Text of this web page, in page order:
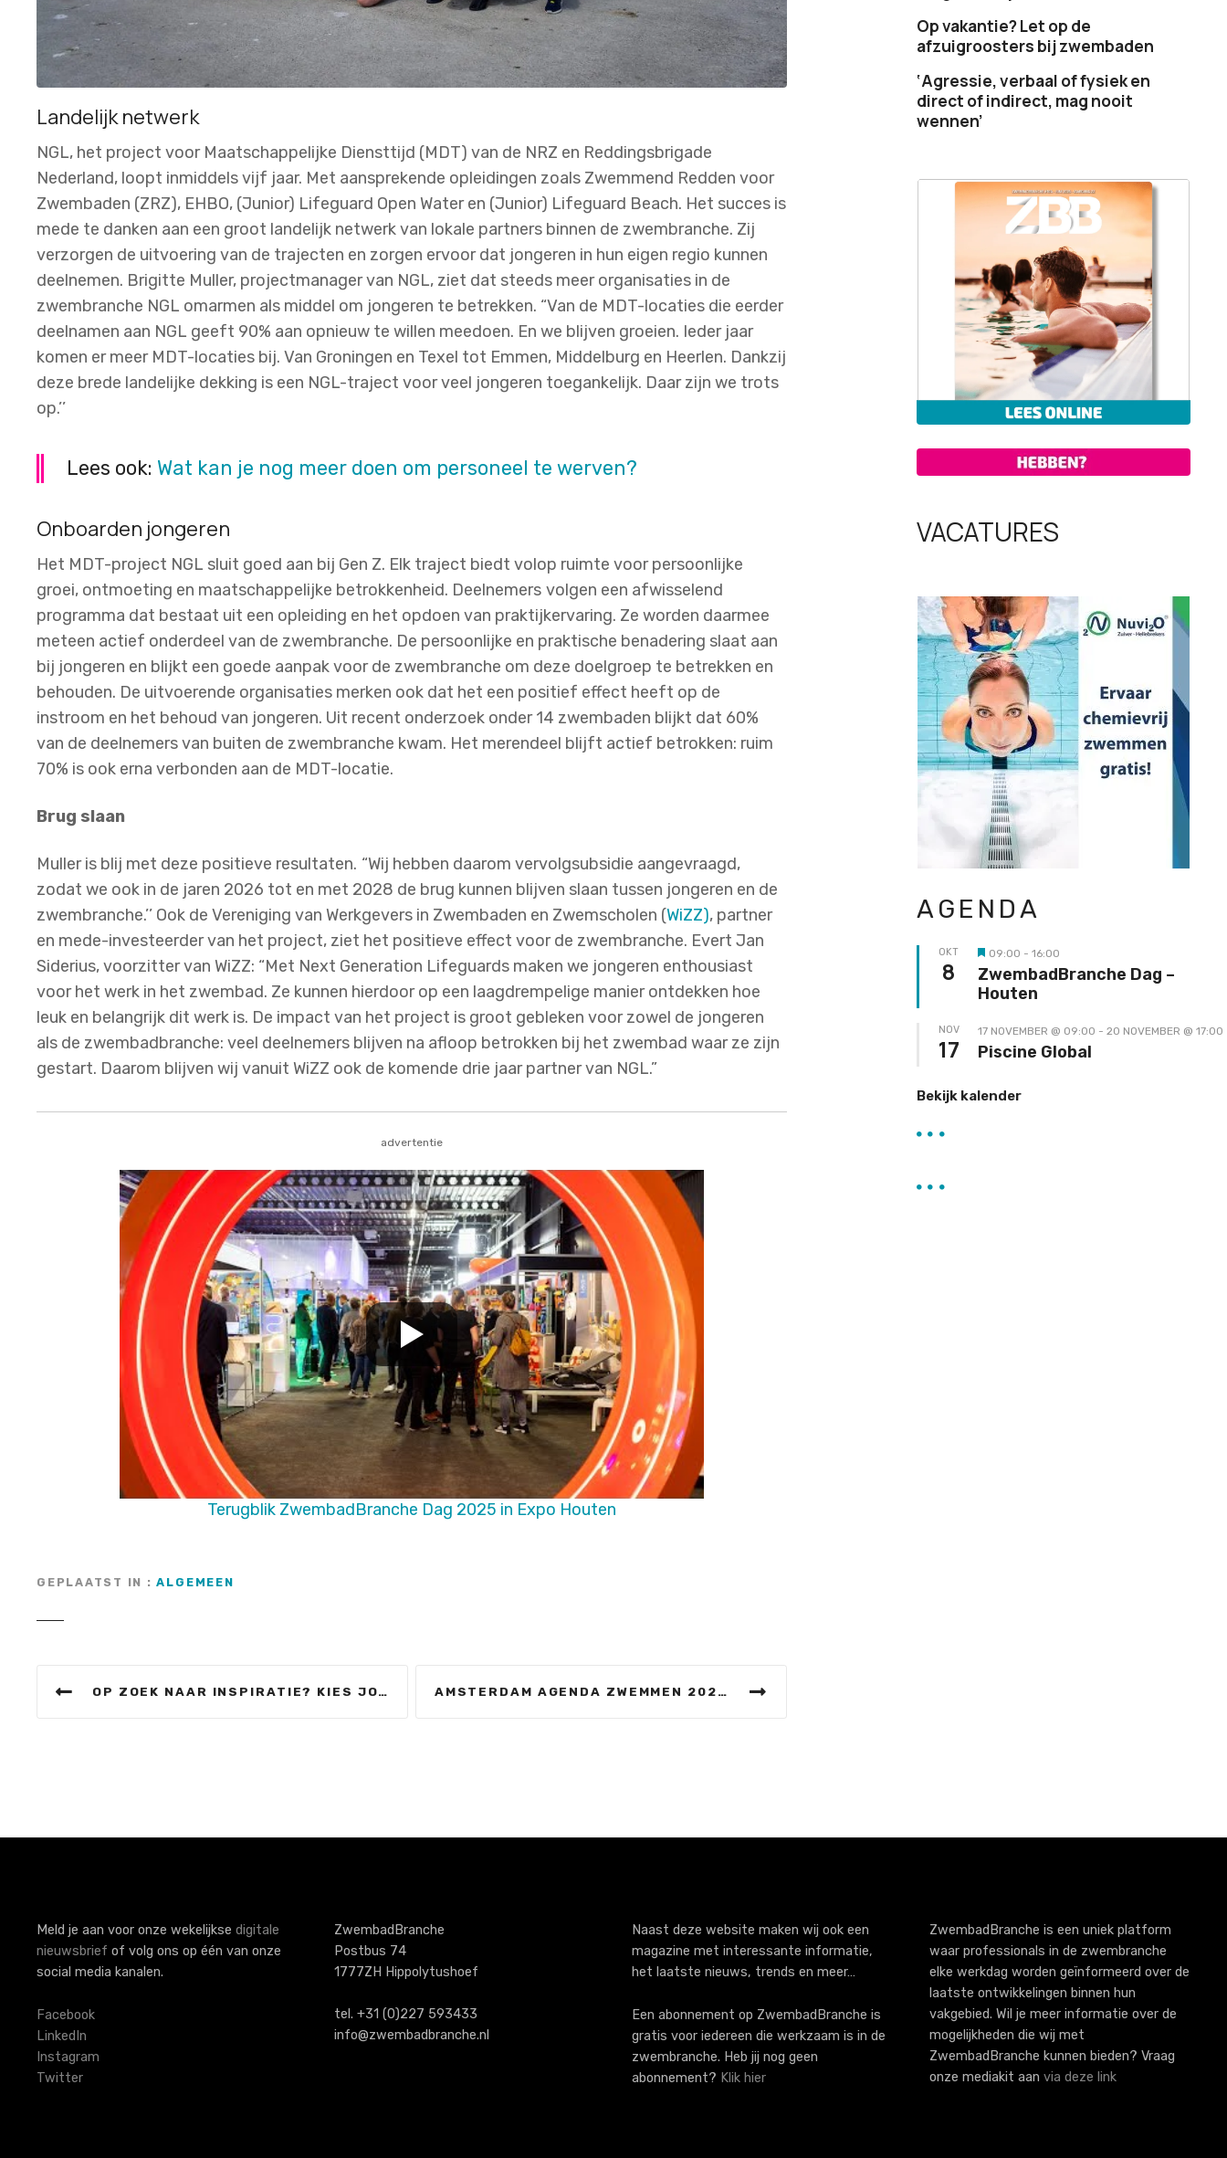
Landelijk netwerk
NGL, het project voor Maatschappelijke Diensttijd (MDT) van de NRZ en Reddingsbrigade
Nederland, loopt inmiddels vijf jaar. Met aansprekende opleidingen zoals Zwemmend Redden voor
Zwembaden (ZRZ), EHBO, (Junior) Lifeguard Open Water en (Junior) Lifeguard Beach. Het succes is
mede te danken aan een groot landelijk netwerk van lokale partners binnen de zwembranche. Zij
verzorgen de uitvoering van de trajecten en zorgen ervoor dat jongeren in hun eigen regio kunnen
deelnemen. Brigitte Muller, projectmanager van NGL, ziet dat steeds meer organisaties in de
zwembranche NGL omarmen als middel om jongeren te betrekken. “Van de MDT-locaties die eerder
deelnamen aan NGL geeft 90% aan opnieuw te willen meedoen. En we blijven groeien. Ieder jaar
komen er meer MDT-locaties bij. Van Groningen en Texel tot Emmen, Middelburg en Heerlen. Dankzij
deze brede landelijke dekking is een NGL-traject voor veel jongeren toegankelijk. Daar zijn we trots
op.’’
Lees ook: Wat kan je nog meer doen om personeel te werven?
Onboarden jongeren
Het MDT-project NGL sluit goed aan bij Gen Z. Elk traject biedt volop ruimte voor persoonlijke
groei, ontmoeting en maatschappelijke betrokkenheid. Deelnemers volgen een afwisselend
programma dat bestaat uit een opleiding en het opdoen van praktijkervaring. Ze worden daarmee
meteen actief onderdeel van de zwembranche. De persoonlijke en praktische benadering slaat aan
bij jongeren en blijkt een goede aanpak voor de zwembranche om deze doelgroep te betrekken en
behouden. De uitvoerende organisaties merken ook dat het een positief effect heeft op de
instroom en het behoud van jongeren. Uit recent onderzoek onder 14 zwembaden blijkt dat 60%
van de deelnemers van buiten de zwembranche kwam. Het merendeel blijft actief betrokken: ruim
70% is ook erna verbonden aan de MDT-locatie.
Brug slaan
Muller is blij met deze positieve resultaten. “Wij hebben daarom vervolgsubsidie aangevraagd,
zodat we ook in de jaren 2026 tot en met 2028 de brug kunnen blijven slaan tussen jongeren en de
zwembranche.’’ Ook de Vereniging van Werkgevers in Zwembaden en Zwemscholen (WiZZ), partner
en mede-investeerder van het project, ziet het positieve effect voor de zwembranche. Evert Jan
Siderius, voorzitter van WiZZ: “Met Next Generation Lifeguards maken we jongeren enthousiast
voor het werk in het zwembad. Ze kunnen hierdoor op een laagdrempelige manier ontdekken hoe
leuk en belangrijk dit werk is. De impact van het project is groot gebleken voor zowel de jongeren
als de zwembadbranche: veel deelnemers blijven na afloop betrokken bij het zwembad waar ze zijn
gestart. Daarom blijven wij vanuit WiZZ ook de komende drie jaar partner van NGL.”
advertentie
Terugblik ZwembadBranche Dag 2025 in Expo Houten
GEPLAATST IN ALGEMEEN
h
a
v
i
g
a
OP ZOEK NAAR INSPIRATIE? KIES JOUW SESSIES OP DE ZWEMBADBRANCHE DAG! AMSTERDAM AGENDA ZWEMMEN 2025–2028: IEDERE AMSTERDAMMER ZWEMVEILIG
Op vakantie? Let op de
afzuigroosters bij zwembaden
‘Agressie, verbaal of fysiek en
direct of indirect, mag nooit
wennen’
VACATURES
AGENDA
OKT
8 Uitgelicht
09:00 - 16:00
ZwembadBranche Dag –
Houten
NOV
17
17 NOVEMBER @ 09:00 - 20 NOVEMBER @ 17:00
Piscine Global
Bekijk kalender
Meld je aan voor onze wekelijkse digitale
nieuwsbrief of volg ons op één van onze
social media kanalen.
Facebook
LinkedIn
Instagram
Twitter
ZwembadBranche
Postbus 74
1777ZH Hippolytushoef
tel. +31 (0)227 593433
info@zwembadbranche.nl
Naast deze website maken wij ook een
magazine met interessante informatie,
het laatste nieuws, trends en meer…
Een abonnement op ZwembadBranche is
gratis voor iedereen die werkzaam is in de
zwembranche. Heb jij nog geen
abonnement? Klik hier
ZwembadBranche is een uniek platform
waar professionals in de zwembranche
elke werkdag worden geïnformeerd over de
laatste ontwikkelingen binnen hun
vakgebied. Wil je meer informatie over de
mogelijkheden die wij met
ZwembadBranche kunnen bieden? Vraag
onze mediakit aan via deze link